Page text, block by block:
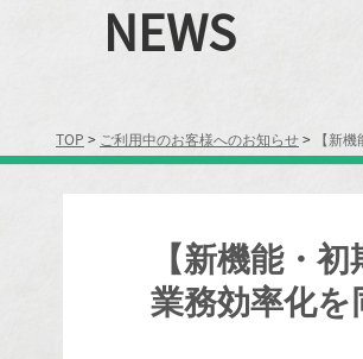
NEWS
TOP > ご利用中のお客様へのお知らせ > 【新
【新機能・
業務効率化を